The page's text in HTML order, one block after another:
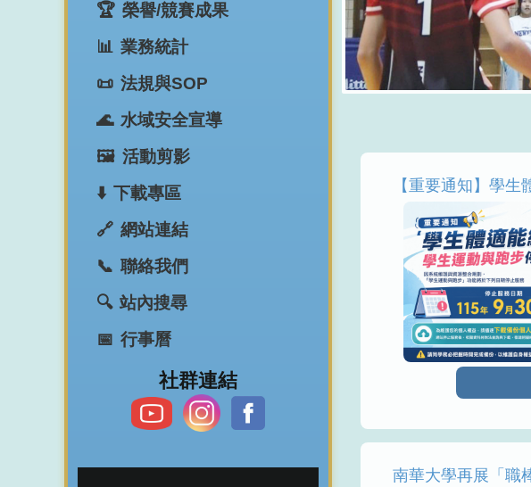
榮譽/競賽成果
業務統計
法規與SOP
水域安全宣導
活動剪影
下載專區
網站連結
聯絡我們
站內搜尋
行事曆
​社群連結